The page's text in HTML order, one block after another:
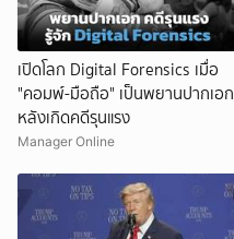
เปิดโลก Digital Forensics เมื่อ
"คอมพ์-มือถือ" เป็นพยานปากเอก
หลังเกิดคดีรุนแรง
Manager Online